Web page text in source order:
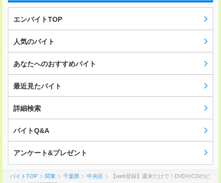
エンバイトTOP
人気のバイト
あなたへのおすすめバイト
最近見たバイト
詳細検索
バイトQ&A
アンケート&プレゼント
バイトTOP 関東 千葉県 中央区
【web登録】週末だけで！DVDやCDのピ